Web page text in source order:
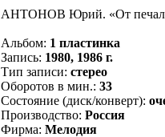
АНТОНОВ Юрий. «От
Альбом: 1 пластинка
Запись: 1980, 1986 г.
Тип записи: стерео
Оборотов в мин.: 33
Состояние (диск/конверт):
Производство: Россия
Фирма: Мелодия